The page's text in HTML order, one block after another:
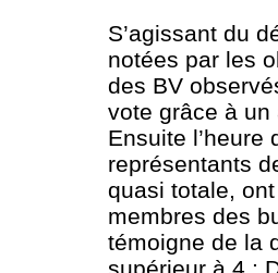
S’agissant du
notées par les
des BV
vote grâce à un
Ensuite
représentants
quasi totale,
membres des
témoigne de la
supérieur à 4 ;